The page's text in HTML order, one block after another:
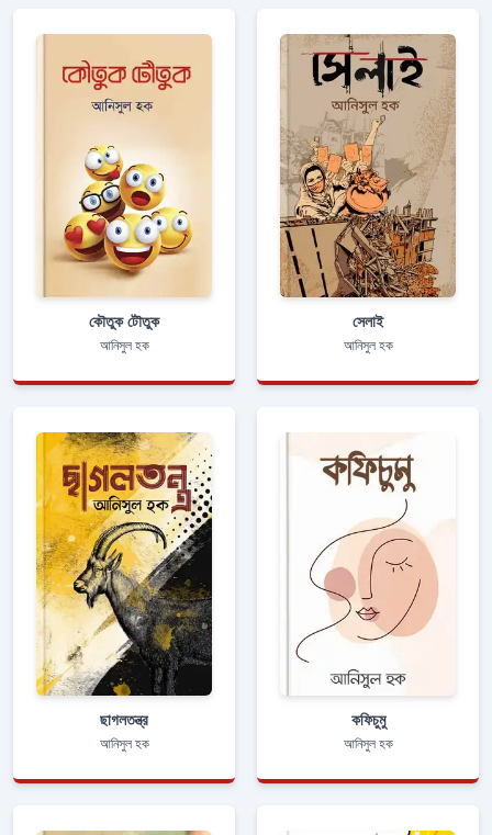
কৌতুক টৌতুক
আনিসুল হক
সেলাই
আনিসুল হক
ছাগলতন্ত্র
আনিসুল হক
কফিচুমু
আনিসুল হক